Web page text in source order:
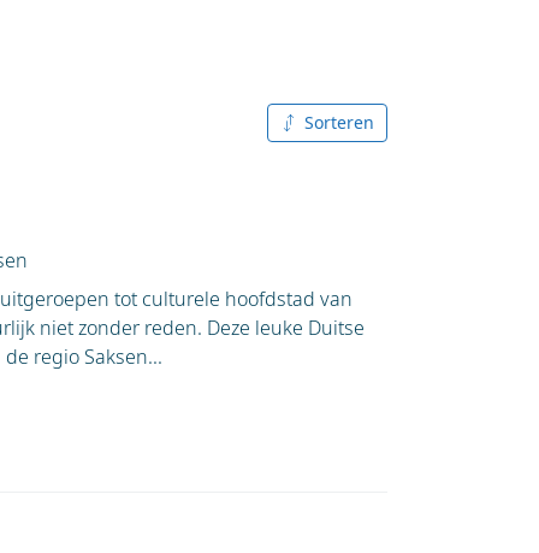
Sorteren
tot culturele hoofdstad van
niet zonder reden. Deze leuke Duitse
regio Saksen...